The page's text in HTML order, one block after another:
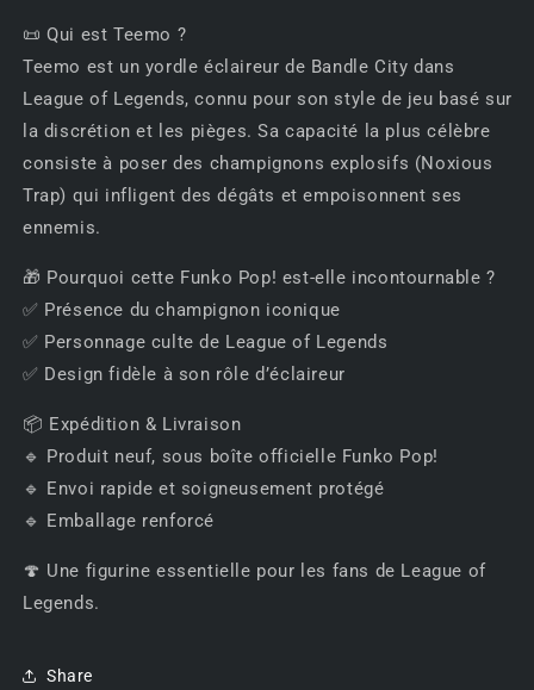
📜 Qui est Teemo ?
Teemo est un yordle éclaireur de Bandle City dans
League of Legends, connu pour son style de jeu basé sur
la discrétion et les pièges. Sa capacité la plus célèbre
consiste à poser des champignons explosifs (Noxious
Trap) qui infligent des dégâts et empoisonnent ses
ennemis.
🎁 Pourquoi cette Funko Pop! est-elle incontournable ?
✅ Présence du champignon iconique
✅ Personnage culte de League of Legends
✅ Design fidèle à son rôle d’éclaireur
📦 Expédition & Livraison
🔹 Produit neuf, sous boîte officielle Funko Pop!
🔹 Envoi rapide et soigneusement protégé
🔹 Emballage renforcé
🍄 Une figurine essentielle pour les fans de League of
Legends.
Share